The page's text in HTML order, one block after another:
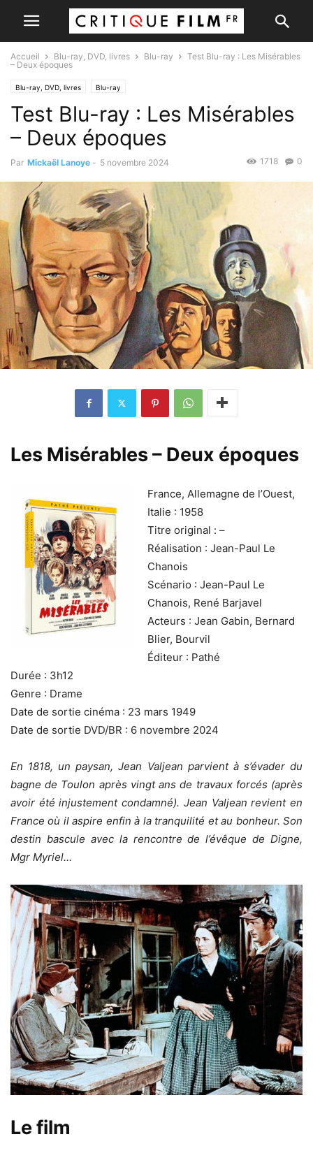
Accueil Blu-ray, DVD, livres Blu-ray
Test Blu-ray : Les Misérables
– Deux époques
Blu-ray, DVD, livres Blu-ray
Test Blu-ray : Les Misérables
– Deux époques
Par Mickaël Lanoye - 5 novembre 2024 0
1718
Les Misérables – Deux époques
France, Allemagne de l’Ouest,
Italie : 1958
Titre original : –
Réalisation : Jean-Paul Le
Chanois
Scénario : Jean-Paul Le
Chanois, René Barjavel
Acteurs : Jean Gabin, Bernard
Blier, Bourvil
Éditeur : Pathé
Durée : 3h12
Genre : Drame
Date de sortie cinéma : 23 mars 1949
Date de sortie DVD/BR : 6 novembre 2024
En 1818, un paysan, Jean Valjean parvient à s’évader du
bagne de Toulon après vingt ans de travaux forcés (après
avoir été injustement condamné). Jean Valjean revient en
France où il aspire enfin à la tranquilité et au bonheur. Son
destin bascule avec la rencontre de l’évêque de Digne,
Mgr Myriel…
Le film